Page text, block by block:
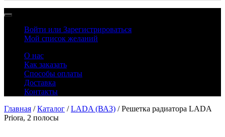
Войти или Зарегистрироваться
Мой список желаний
О нас
Как заказать
Способы оплаты
Доставка
Контакты
Главная /Каталог /LADA (ВАЗ) / Решетка радиатора LADA
Priora, 2 полосы